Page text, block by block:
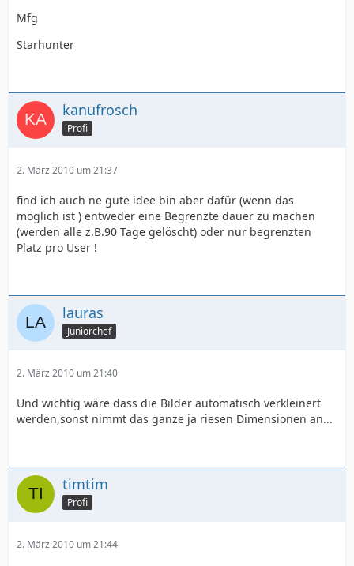
Mfg
Starhunter
kanufrosch
Profi
2. März 2010 um 21:37
find ich auch ne gute idee bin aber dafür (wenn das
möglich ist ) entweder eine Begrenzte dauer zu machen
(werden alle z.B.90 Tage gelöscht) oder nur begrenzten
Platz pro User !
lauras
Juniorchef
2. März 2010 um 21:40
Und wichtig wäre dass die Bilder automatisch verkleinert
werden,sonst nimmt das ganze ja riesen Dimensionen an...
timtim
Profi
2. März 2010 um 21:44